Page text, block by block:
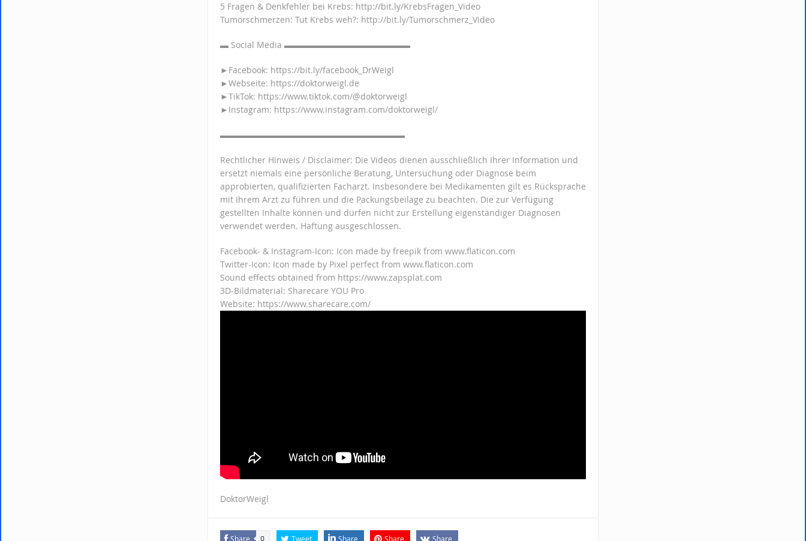
5 Fragen & Denkfehler bei Krebs: http://bit.ly/KrebsFragen_Video
Tumorschmerzen: Tut Krebs weh?: http://bit.ly/Tumorschmerz_Video
▬ Social Media ▬▬▬▬▬▬▬▬▬▬▬▬▬▬▬
►Facebook: https://bit.ly/facebook_DrWeigl
►Webseite: https://doktorweigl.de
►TikTok: https://www.tiktok.com/@doktorweigl
►Instagram: https://www.instagram.com/doktorweigl/
▬▬▬▬▬▬▬▬▬▬▬▬▬▬▬▬▬▬▬▬▬▬
Rechtlicher Hinweis / Disclaimer: Die Videos dienen ausschließlich Ihrer Information und
ersetzt niemals eine persönliche Beratung, Untersuchung oder Diagnose beim
approbierten, qualifizierten Facharzt. Insbesondere bei Medikamenten gilt es Rücksprache
mit Ihrem Arzt zu führen und die Packungsbeilage zu beachten. Die zur Verfügung
gestellten Inhalte können und dürfen nicht zur Erstellung eigenständiger Diagnosen
verwendet werden. Haftung ausgeschlossen.
Facebook- & Instagram-Icon: Icon made by freepik from www.flaticon.com
Twitter-Icon: Icon made by Pixel perfect from www.flaticon.com
Sound effects obtained from https://www.zapsplat.com
3D-Bildmaterial: Sharecare YOU Pro
Website: https://www.sharecare.com/
DoktorWeigl
Share 0 Tweet Share Share Share